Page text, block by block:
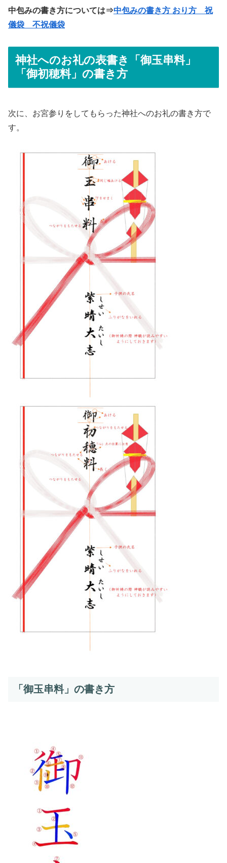
中包みの書き方については⇒中包みの書き方 おり方 祝
儀袋 不祝儀袋
神社へのお礼の表書き
「御玉串料」
「御初穂料」の書き方
次に、お宮参りをしてもらった神社へのお礼の書き方で
す。
「御玉串料」の書き方